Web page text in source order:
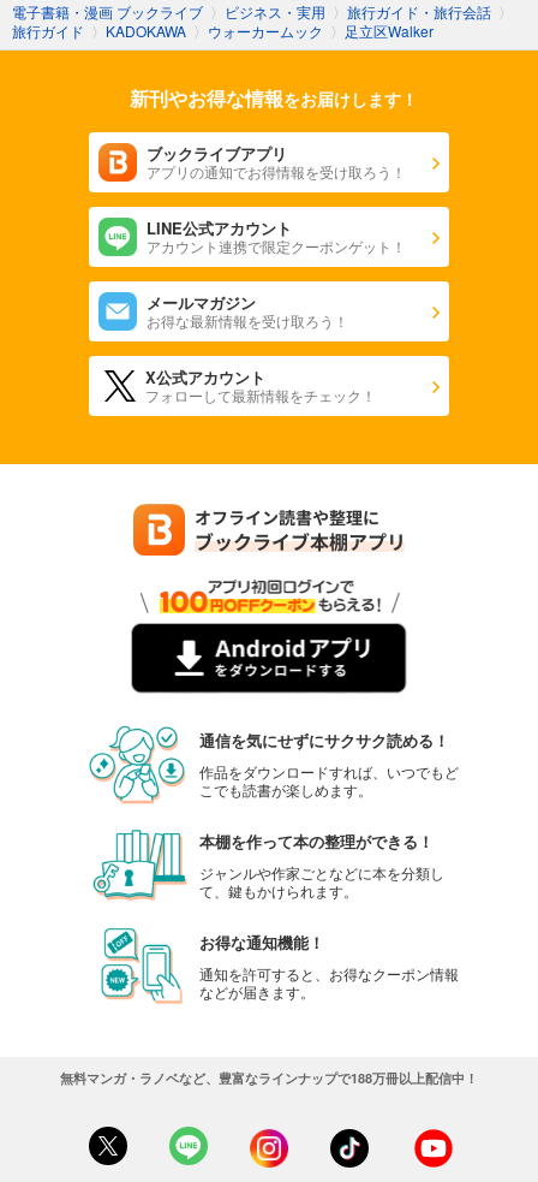
電子書籍・漫画 ブックライブ 〉 ビジネス・実用 〉 旅行ガイド・旅行会話 〉
旅行ガイド 〉 KADOKAWA 〉 ウォーカームック 〉 足立区Walker
新刊やお得な情報をお届けします！
ブックライブアプリ
アプリの通知でお得情報を受け取ろう！
LINE公式アカウント
アカウント連携で限定クーポンゲット！
メールマガジン
お得な最新情報を受け取ろう！
X公式アカウント
フォローして最新情報をチェック！
通信を気にせずにサクサク読める！
作品をダウンロードすれば、いつでもど
こでも読書が楽しめます。
本棚を作って本の整理ができる！
ジャンルや作家ごとなどに本を分類し
て、鍵もかけられます。
お得な通知機能！
通知を許可すると、お得なクーポン情報
などが届きます。
無料マンガ・ラノベなど、豊富なラインナップで188万冊以上配信中！